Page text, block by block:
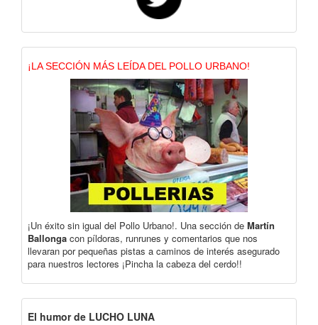
¡LA SECCIÓN MÁS LEÍDA DEL POLLO URBANO!
¡Un éxito sin igual del Pollo Urbano!. Una sección de Martín
Ballonga con píldoras, runrunes y comentarios que nos
llevaran por pequeñas pistas a caminos de interés asegurado
para nuestros lectores ¡Pincha la cabeza del cerdo!!
El humor de LUCHO LUNA